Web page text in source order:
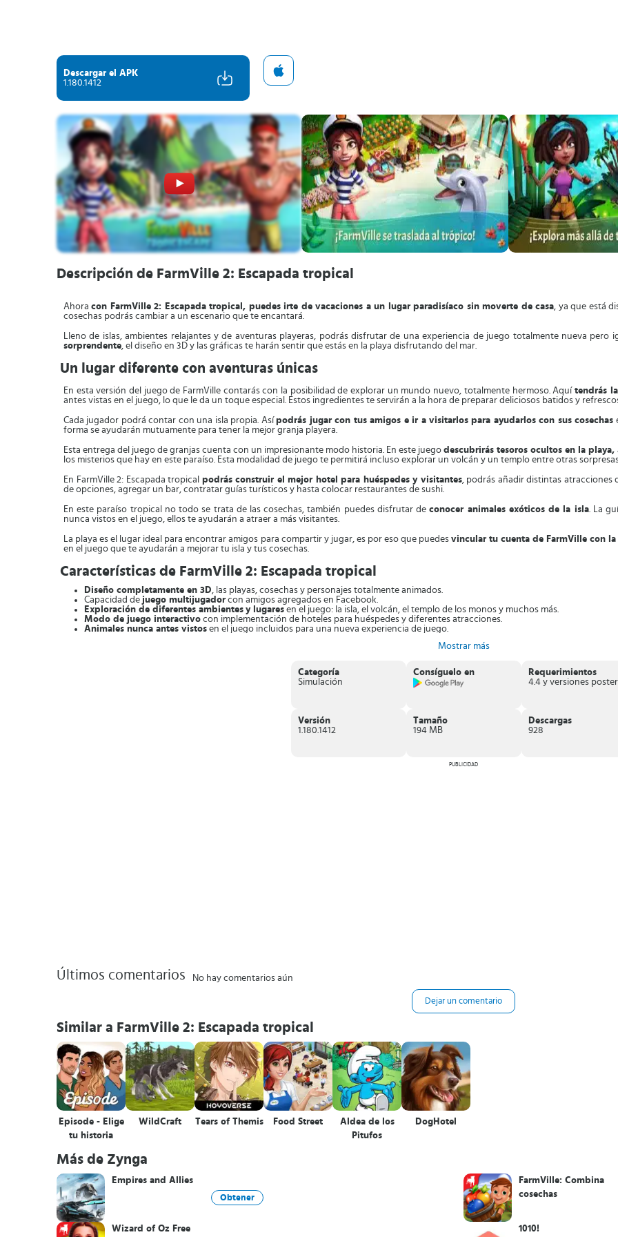
Descargar el APK
1.180.1412
Descripción de FarmVille 2: Escapada tropical
Ahoracon FarmVille 2: Escapada tropical, puedes irte de vacaciones a un lugar paradisíaco sin moverte de casa, ya que está
cosechas podrás cambiar a un escenario que te encantará.
Lleno de islas, ambientes relajantes y de aventuras playeras, podrás disfrutar de una experiencia de juego totalmente nueva pero
sorprendente, el diseño en 3D y las gráficas te harán sentir que estás en la playa disfrutando del mar.
Un lugar diferente con aventuras únicas
En esta versión del juego de FarmVille contarás con la posibilidad de explorar un mundo nuevo, totalmente hermoso. Aquí tendrás
antes vistas en el juego, lo que le da un toque especial. Estos ingredientes te servirán a la hora de preparar deliciosos batidos y
Cada jugador podrá contar con una isla propia. Asípodrás jugar con tus amigos e ir a visitarlos para ayudarlos con sus cosechas
forma se ayudarán mutuamente para tener la mejor granja playera.
Esta entrega del juego de granjas cuenta con un impresionante modo historia. En este juego descubrirás tesoros ocultos en la
los misterios que hay en este paraíso. Esta modalidad de juego te permitirá incluso explorar un volcán y un templo entre otras
En FarmVille 2: Escapada tropical podrás construir el mejor hotel para huéspedes y visitantes, podrás añadir distintas atracciones
de opciones, agregar un bar, contratar guías turísticos y hasta colocar restaurantes de sushi.
En este paraíso tropical no todo se trata de las cosechas, también puedes disfrutar deconocer animales exóticos de la isla. La
nunca vistos en el juego, ellos te ayudarán a atraer a más visitantes.
La playa es el lugar ideal para encontrar amigos para compartir y jugar, es por eso que puedesvincular tu cuenta de FarmVille con
en el juego que te ayudarán a mejorar tu isla y tus cosechas.
Características de FarmVille 2: Escapada tropical
Diseño completamente en 3D, las playas, cosechas y personajes totalmente animados.
Capacidad de juego multijugador con amigos agregados en Facebook.
Exploración de diferentes ambientes y lugares en el juego: la isla, el volcán, el templo de los monos y muchos más.
Modo de juego interactivo con implementación de hoteles para huéspedes y diferentes atracciones.
Animales nunca antes vistos en el juego incluidos para una nueva experiencia de juego.
Mostrar más
Categoría
Simulación
Consíguelo en
Requerimientos
Versión
1.180.1412
Tamaño
194 MB
Descargas
928
PUBLICIDAD
Últimos comentarios No hay comentarios aún
Dejar un comentario
Similar a FarmVille 2: Escapada tropical
Episode - Elige
tu historia
WildCraft Tears of Themis Food Street
Aldea de los
Pitufos
DogHotel
Más de Zynga
Empires and Allies
Obtener
Wizard of Oz Free
FarmVille: Combina
cosechas
1010!